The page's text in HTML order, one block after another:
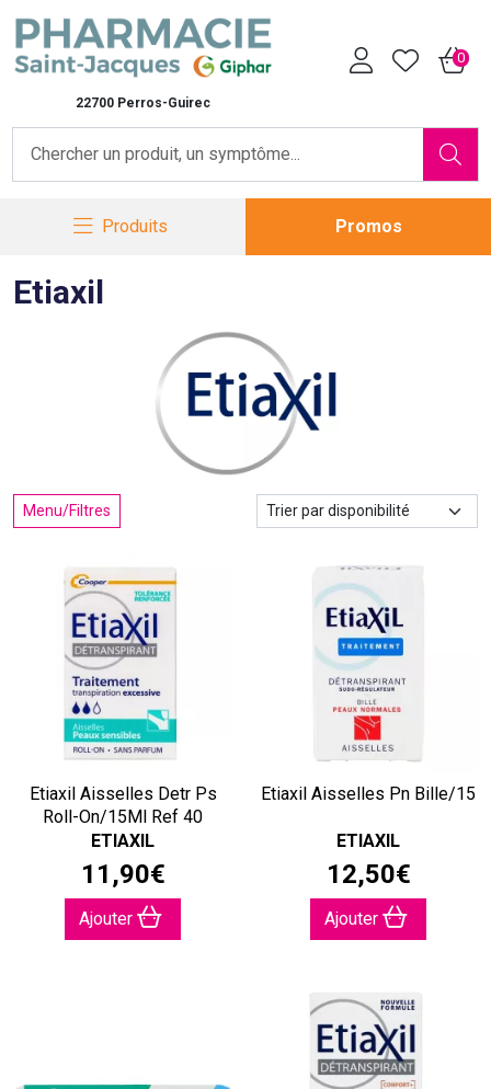
22700 Perros-Guirec
0
Produits Promos
Etiaxil
Menu/Filtres
Etiaxil Aisselles Detr Ps
Roll-On/15Ml Ref 40
ETIAXIL
11 ,90€
Ajouter
Etiaxil Aisselles Pn Bille/15
ETIAXIL
12,50€
Ajouter